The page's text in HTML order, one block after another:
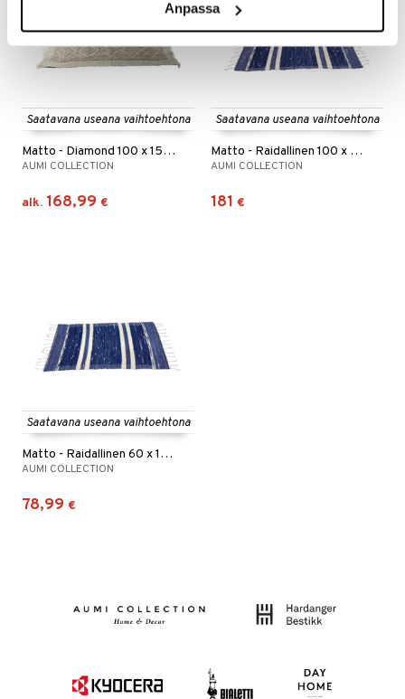
Anpassa
Saatavana useana vaihtoehtona
Matto - Diamond 100 x 150 cm.
AUMI COLLECTION
alk. 168,99 €
Saatavana useana vaihtoehtona
Matto - Raidallinen 100 x 150 cm.
AUMI COLLECTION
181 €
Saatavana useana vaihtoehtona
Matto - Raidallinen 60 x 130 cm.
AUMI COLLECTION
78,99 €